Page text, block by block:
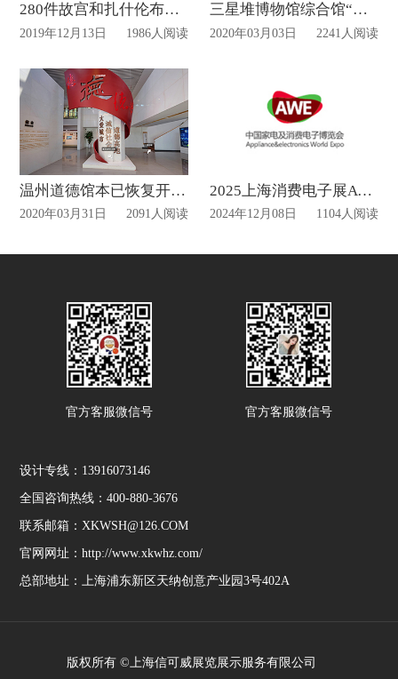
280件故宫和扎什伦布寺珍贵文物共同亮相午门展厅
2019年12月13日 1986人阅读
三星堆博物馆综合馆“云展厅”开幕
2020年03月03日 2241人阅读
温州道德馆本已恢复开放 “线上VR展厅”
2020年03月31日 2091人阅读
2025上海消费电子展AWE展位布置动态
2024年12月08日 1104人阅读
官方客服微信号 官方客服微信号
设计专线：13916073146
全国咨询热线：400-880-3676
联系邮箱：XKWSH@126.COM
官网网址：http://www.xkwhz.com/
总部地址：上海浦东新区天纳创意产业园3号402A
版权所有 ©上海信可威展览展示服务有限公司